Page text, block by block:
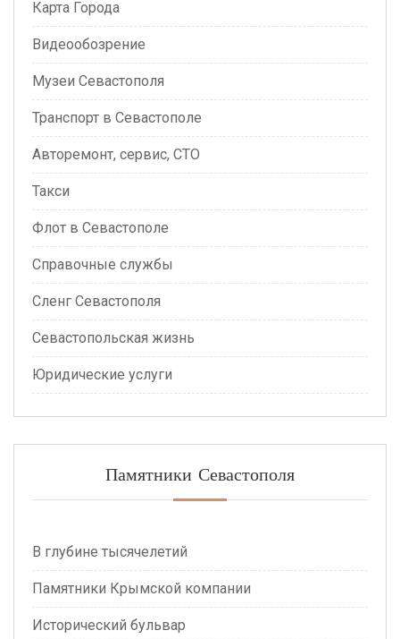
Карта Города
Видеообозрение
Музеи Севастополя
Транспорт в Севастополе
Авторемонт, сервис, СТО
Такси
Флот в Севастополе
Справочные службы
Сленг Севастополя
Севастопольская жизнь
Юридические услуги
Памятники Севастополя
В глубине тысячелетий
Памятники Крымской компании
Исторический бульвар